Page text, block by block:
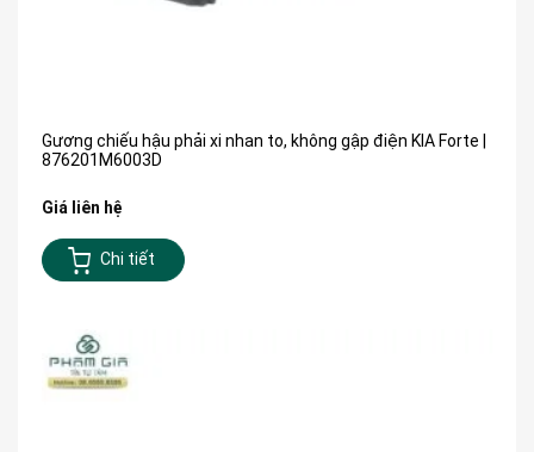
Gương chiếu hậu phải xi nhan to, không gập điện KIA Forte |
876201M6003D
Giá liên hệ
Chi tiết